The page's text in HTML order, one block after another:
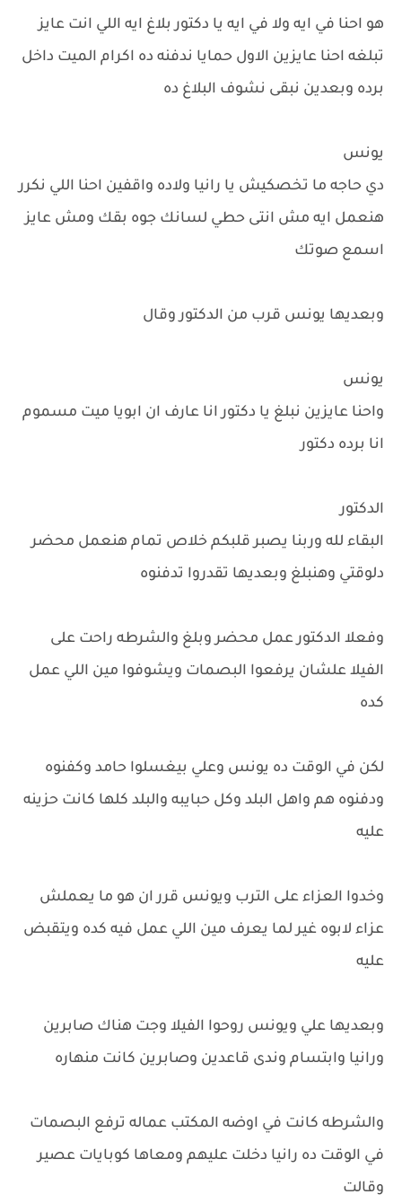
هو احنا في ايه ولا في ايه يا دكتور بلاغ ايه اللي انت عايز
تبلغه احنا عايزين الاول حمايا ندفنه ده اكرام الميت داخل
برده وبعدين نبقى نشوف البلاغ ده
يونس
دي حاجه ما تخصكيش يا رانيا ولاده واقفين احنا اللي نكرر
هنعمل ايه مش انتى حطي لسانك جوه بقك ومش عايز
اسمع صوتك
وبعديها يونس قرب من الدكتور وقال
يونس
واحنا عايزين نبلغ يا دكتور انا عارف ان ابويا ميت مسموم
انا برده دكتور
الدكتور
البقاء لله وربنا يصبر قلبكم خلاص تمام هنعمل محضر
دلوقتي وهنبلغ وبعديها تقدروا تدفنوه
وفعلا الدكتور عمل محضر وبلغ والشرطه راحت على
الفيلا علشان يرفعوا البصمات ويشوفوا مين اللي عمل
كده
لكن في الوقت ده يونس وعلي بيغسلوا حامد وكفنوه
ودفنوه هم واهل البلد وكل حبايبه والبلد كلها كانت حزينه
عليه
وخدوا العزاء على الترب ويونس قرر ان هو ما يعملش
عزاء لابوه غير لما يعرف مين اللي عمل فيه كده ويتقبض
عليه
وبعديها علي ويونس روحوا الفيلا وجت هناك صابرين
ورانيا وابتسام وندى قاعدين وصابرين كانت منهاره
والشرطه كانت في اوضه المكتب عماله ترفع البصمات
في الوقت ده رانيا دخلت عليهم ومعاها كوبايات عصير
وقالت